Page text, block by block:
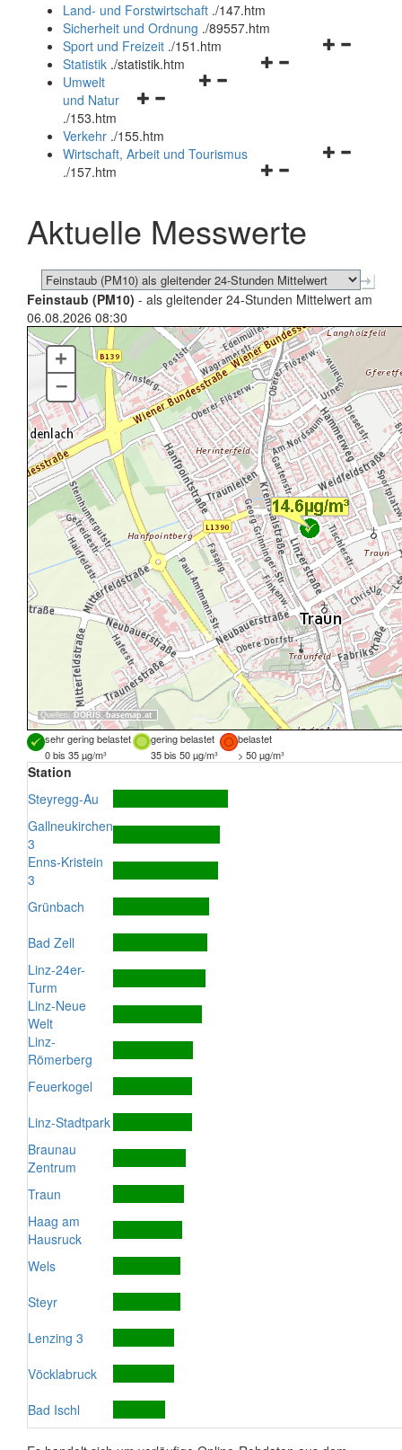
und
schließen
Land- und Forstwirtschaft ./147.htm
Sicherheit und Ordnung ./89557.htm
Navigationsmenü
Sport und Freizeit ./151.htm
Navigationsmenü
Statistik ./statistik.htm
Navigationsmenü
und
schließen
Umwelt
und Natur
./153.htm
Verkehr ./155.htm
Navigationsmenü
schließen
Wirtschaft, Arbeit und Tourismus
./157.htm
Aktuelle Messwerte
Feinstaub (PM10) - als gleitender 24-Stunden Mittelwert am
06.08.2026 08:30
Quellen: DORIS, basemap.at
+
–
sehr gering belastet gering belastet
belastet
0 bis 35 µg/m³
35 bis 50 µg/m³ > 50 µg/m³
Station
Steyregg-Au
Gallneukirchen
3
Enns-Kristein
3
Grünbach
Bad Zell
Linz-24er-
Turm
Linz-Neue
Welt
Linz-
Römerberg
Feuerkogel
Linz-Stadtpark
Braunau
Zentrum
Traun
Haag am
Hausruck
Wels
Steyr
Lenzing 3
Vöcklabruck
Bad Ischl